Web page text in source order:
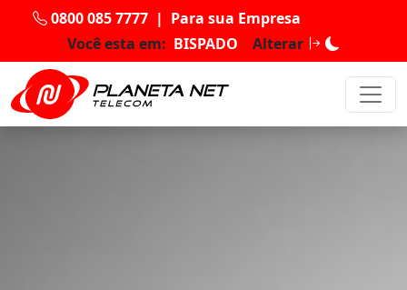
0800 085 7777 | Para sua Empresa
Você esta em: BISPADO Alterar